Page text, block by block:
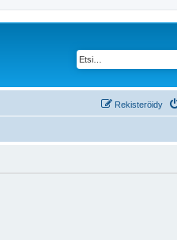
Rekisteröidy